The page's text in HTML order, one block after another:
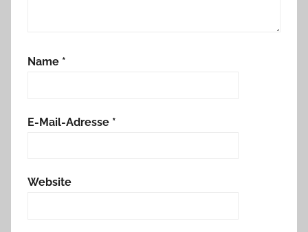
Name *
E-Mail-Adresse *
Website